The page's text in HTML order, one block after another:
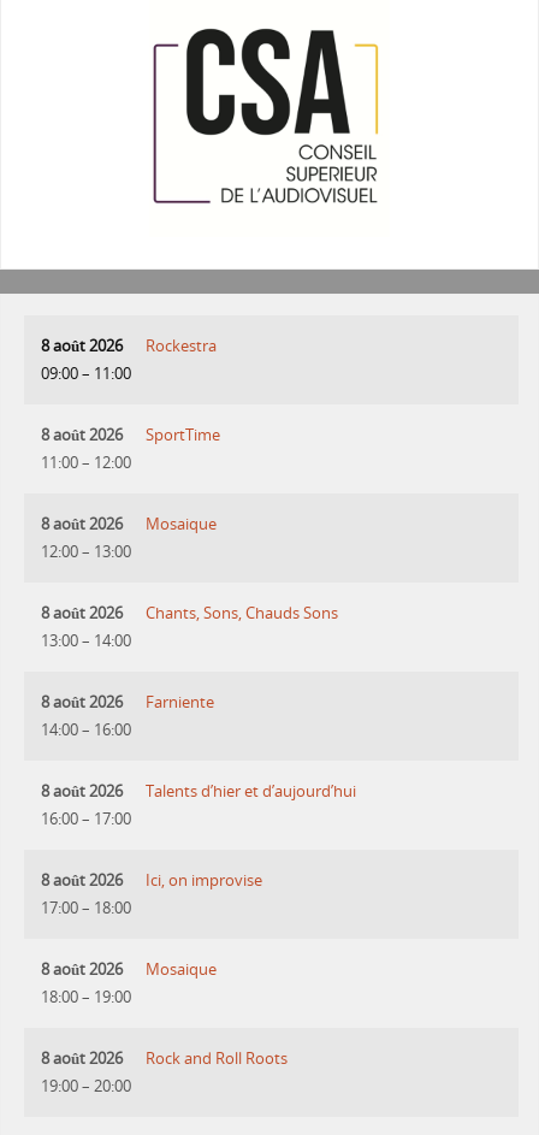
8 août 2026
09:00– 11:00
Rockestra
8 août 2026
11:00– 12:00
SportTime
8 août 2026
12:00– 13:00
Mosaique
8 août 2026
13:00– 14:00
Chants, Sons, Chauds Sons
8 août 2026
14:00– 16:00
Farniente
8 août 2026
16:00– 17:00
Talents d’hier et d’aujourd’hui
8 août 2026
17:00– 18:00
Ici, on improvise
8 août 2026
18:00– 19:00
Mosaique
8 août 2026
19:00– 20:00
Rock and Roll Roots